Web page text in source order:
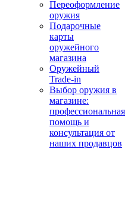
Переоформление
оружия
Подарочные
карты
оружейного
магазина
Оружейный
Trade-in
Выбор оружия в
магазине:
профессиональная
помощь и
консультация от
наших продавцов